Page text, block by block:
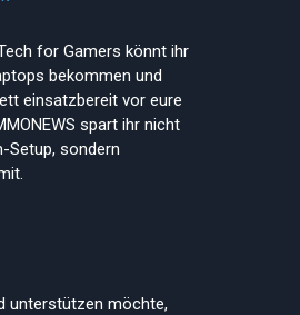
for Gamers könnt ihr
bekommen und
einsatzbereit vor eure
spart ihr nicht
Setup, sondern
unterstützen möchte,